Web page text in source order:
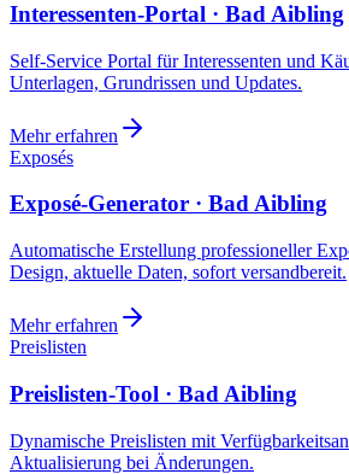
Interessenten-Portal · Bad Aibling
Self-Service Portal für Interessenten und
Unterlagen, Grundrissen und Updates.
Mehr erfahren
Exposés
Exposé-Generator · Bad Aibling
Automatische Erstellung professioneller
Design, aktuelle Daten, sofort versandbereit.
Mehr erfahren
Preislisten
Preislisten-Tool · Bad Aibling
Dynamische Preislisten mit
Aktualisierung bei Änderungen.